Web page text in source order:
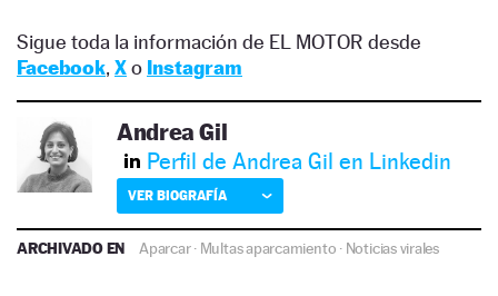
Sigue toda la información de EL MOTOR desde
Facebook, Xo Instagram
Andrea Gil
Perfil de Andrea Gil en Linkedin
VER BIOGRAFÍA
ARCHIVADO EN Aparcar· Multas aparcamiento · Noticias virales